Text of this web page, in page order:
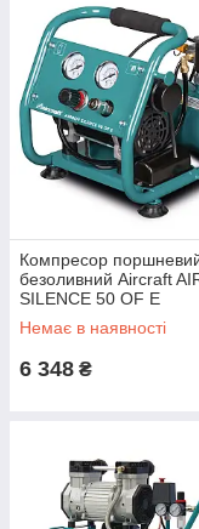
Компресор
безоливний Aircraft
SILENCE 50 OF E
Немає в наявності
6 348 ₴